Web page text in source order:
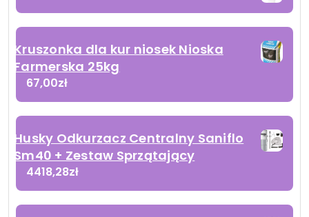
Kruszonka dla kur niosek Nioska
Farmerska 25kg
67,00zł
Husky Odkurzacz Centralny Saniflo
Sm40 + Zestaw Sprzątający
4418,28zł